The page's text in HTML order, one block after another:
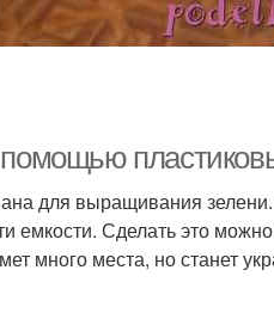
для выращивания
емкости. Сделать это
много места, но станет